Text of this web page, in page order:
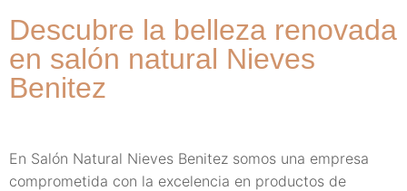
Descubre la belleza renovada
en salón natural Nieves
Benitez
En Salón Natural Nieves Benitez somos una empresa
comprometida con la excelencia en productos de